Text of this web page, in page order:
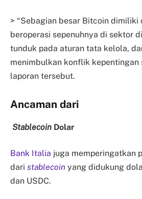
> “Sebagian besar Bitcoin dimiliki
beroperasi sepenuhnya di sektor
tunduk pada aturan tata kelola,
menimbulkan konflik kepentingan
laporan tersebut.
Ancaman dari
Stablecoin Dolar
Bank Italia juga memperingatkan
dari stablecoin yang didukung
dan USDC.